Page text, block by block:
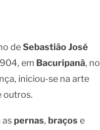
deSebastião José
em Bacuripanã, no
iniciou-se na arte
outros.
as pernas, braços e